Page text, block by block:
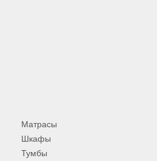
Матрасы
Шкафы
Тумбы